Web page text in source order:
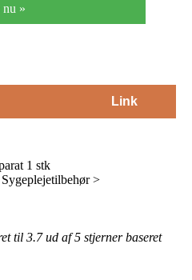
»
Link
1 stk
>
til 3.7 ud af 5 stjerner baseret